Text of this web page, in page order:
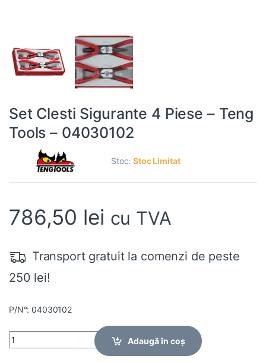
Set Clesti Sigurante 4 Piese – Teng
Tools – 04030102
Stoc:Stoc Limitat
786,50 lei cu TVA
Transport gratuit la comenzi de peste
250 lei!
P/N°: 04030102
Quantity
Adaugă în coș